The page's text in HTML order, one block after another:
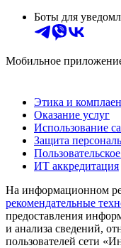
Боты для
Мобильное
Этика и
Оказание услуг
Использование
Защита
ИТ аккредитация
На информационном
рекомендательные
предоставления
и анализа сведений,
пользователей сети